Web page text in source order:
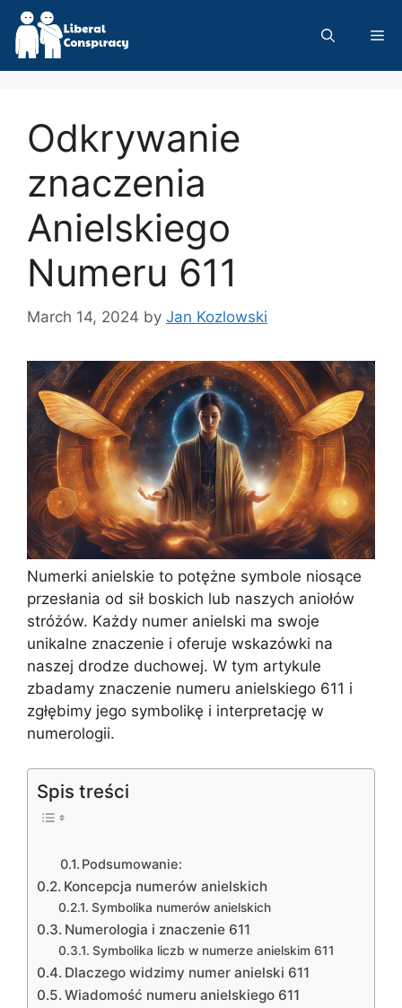
Skip
content
Odkrywanie
znaczenia
Anielskiego
Numeru 611
March 14, 2024 by Jan Kozlowski
Numerki anielskie to potężne symbole niosące
przesłania od sił boskich lub naszych aniołów
stróżów. Każdy numer anielski ma swoje
unikalne znaczenie i oferuje wskazówki na
naszej drodze duchowej. W tym artykule
zbadamy znaczenie numeru anielskiego 611 i
zgłębimy jego symbolikę i interpretację w
numerologii.
Spis treści
Podsumowanie:
Koncepcja numerów anielskich
Symbolika numerów anielskich
Numerologia i znaczenie 611
Symbolika liczb w numerze anielskim 611
Dlaczego widzimy numer anielski 611
Wiadomość numeru anielskiego 611